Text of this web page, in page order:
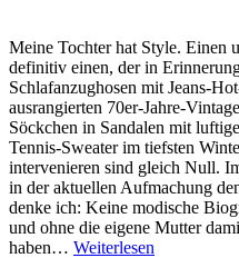
Meine Tochter hat Style. Einen
definitiv einen, der in
Schlafanzughosen mit Jeans-
ausrangierten 70er-Jahre-
Söckchen in Sandalen mit
Tennis-Sweater im tiefsten
intervenieren sind gleich Null.
in der aktuellen Aufmachung
denke ich: Keine modische
und ohne die eigene Mutter
haben… Weiterlesen